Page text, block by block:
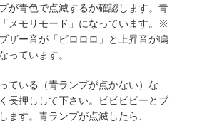
が青色で点滅するか確認します。青
メモリモード」になっています。※
ザー音が「ピロロロ」と上昇音が鳴
っています。
ている（青ランプが点かない）な
長押しして下さい。ピピピピーとブ
ます。青ランプが点滅したら、